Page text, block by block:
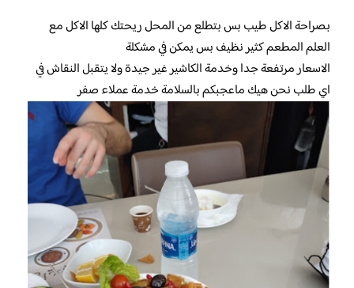
بصراحة الاكل طيب بس بتطلع من المحل ريحتك كلها الاكل مع
العلم المطعم كثير نظيف بس يمكن في مشكلة
الاسعار مرتفعة جدا وخدمة الكاشير غير جيدة ولا يتقبل النقاش في
اي طلب نحن هيك ماعجبكم بالسلامة خدمة عملاء صفر